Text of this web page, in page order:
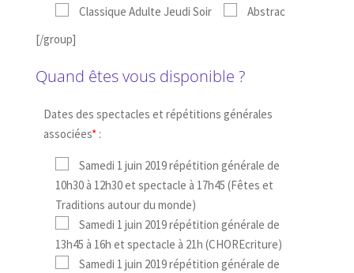
Classique Adulte Jeudi Soir
Abstrac
[/group]
Quand êtes vous disponible ?
Dates des spectacles et répétitions générales
associées* :
Samedi 1 juin 2019 répétition générale de
10h30 à 12h30 et spectacle à 17h45 (Fêtes et
Traditions autour du monde)
Samedi 1 juin 2019 répétition générale de
13h45 à 16h et spectacle à 21h (CHOREcriture)
Samedi 1 juin 2019 répétition générale de